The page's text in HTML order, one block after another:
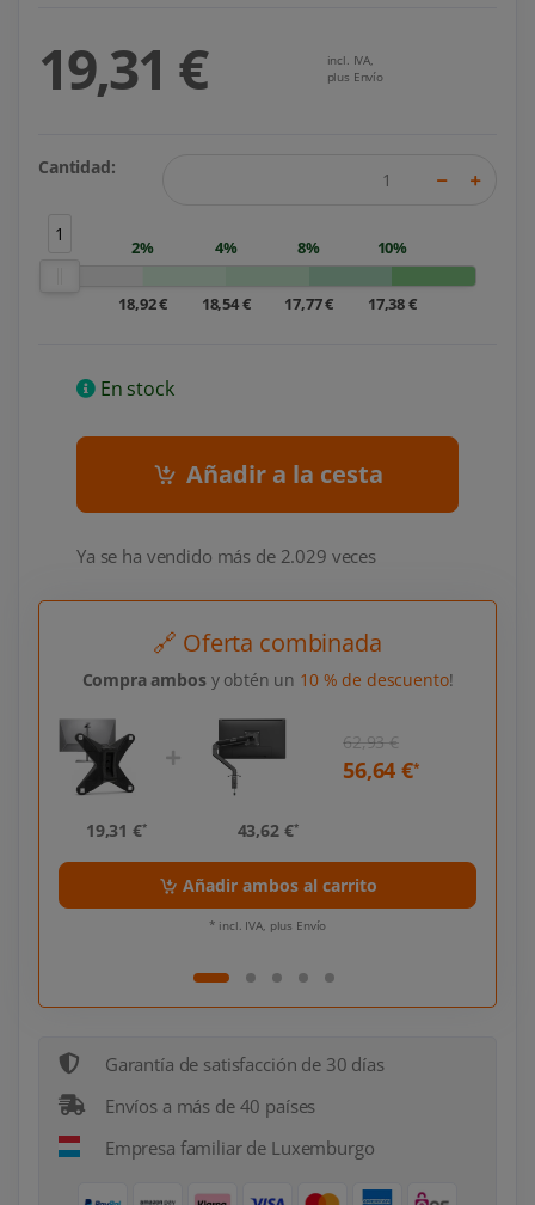
19,31 €
incl. IVA,
plus Envío
Cantidad:
1
2%
18,92 €
4%
18,54 €
8%
17,77 €
10%
17,38 €
En stock
Añadir a la cesta
Ya se ha vendido más de 2.029 veces
🔗 Oferta combinada
Compra ambosy obtén un 10 % de descuento!
62,93 €
56,64 €*
19,31 €* 43,62 €*
Añadir ambos al carrito
* incl. IVA, plus Envío
Garantía de satisfacción de 30 días
Envíos a más de 40 países
Empresa familiar de Luxemburgo